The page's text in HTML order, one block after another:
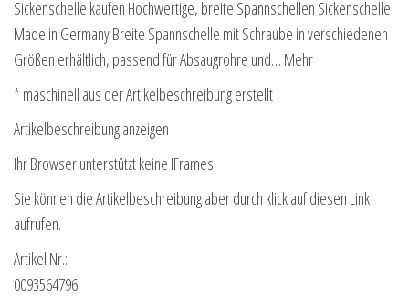
Sickenschelle kaufen Hochwertige, breite Spannschellen Sickenschelle
Made in Germany Breite Spannschelle mit Schraube in verschiedenen
Größen erhältlich, passend für Absaugrohre und… Mehr
* maschinell aus der Artikelbeschreibung erstellt
Artikelbeschreibung anzeigen
Ihr Browser unterstützt keine IFrames.
Sie können die Artikelbeschreibung aber durch klick auf diesen Link
aufrufen.
Artikel Nr.:
0093564796